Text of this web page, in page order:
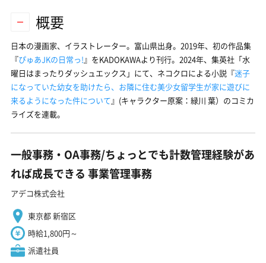
概要
日本の漫画家、イラストレーター。富山県出身。2019年、初の作品集
『ぴゅあJKの日常っ!』をKADOKAWAより刊行。2024年、集英社「水
曜日はまったりダッシュエックス」にて、ネコクロによる小説『迷子
になっていた幼女を助けたら、お隣に住む美少女留学生が家に遊びに
来るようになった件について』(キャラクター原案：緑川 葉）のコミカ
ライズを連載。
一般事務・OA事務/ちょっとでも計数管理経験があ
れば成長できる 事業管理事務
アデコ株式会社
東京都 新宿区
時給1,800円～
派遣社員